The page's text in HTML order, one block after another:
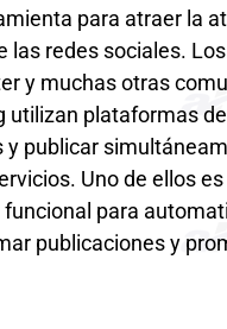
para atraer la
las redes sociales.
y muchas otras
utilizan plataformas
publicar
Uno de ellos
para
publicaciones y